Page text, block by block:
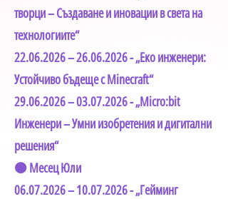
творци – Създаване и иновации в света на
технологиите“
22.06.2026–26.06.2026- „Еко инженери:
Устойчиво бъдеще с Minecraft“
29.06.2026–03.07.2026- „Micro:bit
Инженери – Умни изобретения и дигитални
решения“
🟠 Месец Юли
06.07.2026–10.07.2026- „Гейминг